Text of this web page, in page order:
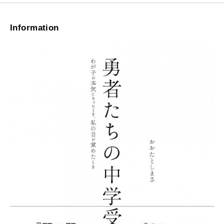
Information